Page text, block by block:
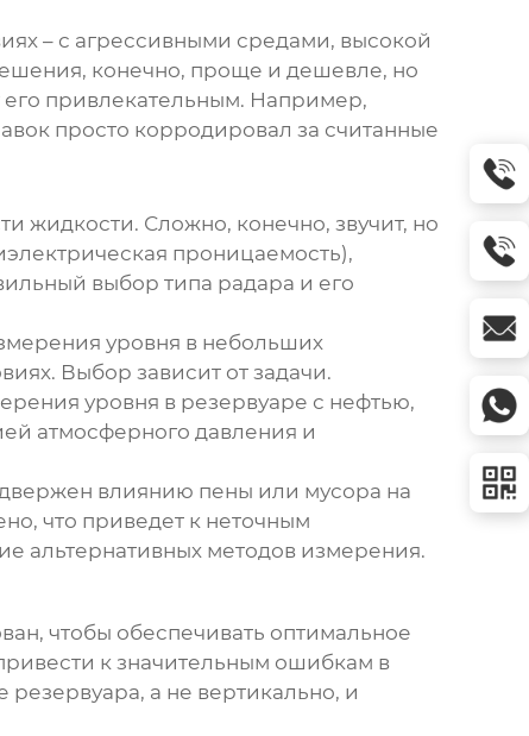
– с агрессивными средами, высокой
конечно, проще и дешевле, но
его привлекательным. Например,
просто корродировал за считанные
жидкости. Сложно, конечно, звучит, но
проницаемость),
выбор типа радара и его
уровня в небольших
Выбор зависит от задачи.
уровня в резервуаре с нефтью,
атмосферного давления и
влиянию пены или мусора на
что приведет к неточным
альтернативных методов измерения.
чтобы обеспечивать оптимальное
к значительным ошибкам в
а не вертикально, и